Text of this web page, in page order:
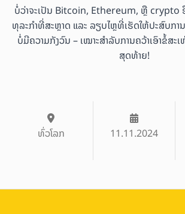
ບໍ່ວ່າຈະເປັນ Bitcoin, Ethereum, ຫຼື crypto
ທຸລະກຳທີ່ສະຫຼາດ ແລະ ລຽບໄຫຼທີ່ເຮັດໃຫ້ປະສົບກາ
ບໍ່ມີຄວາມກັງວົນ – ເໝາະສຳລັບການຄວ້າເອົາຂໍ້ສະ
ສຸດທ້າຍ!
ທົ່ວໂລກ 11.11.2024